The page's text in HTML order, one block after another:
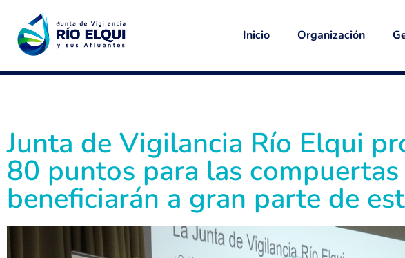
Inicio Organización
Junta de Vigilancia Río Elqui
80 puntos para las
beneficiarán a gran parte de